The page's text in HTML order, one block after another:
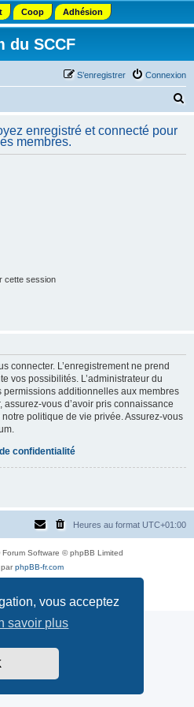
vous acceptez
savoir plus
Coop Adhésion
du SCCF
Connexion
S’enregistrer
h
enregistré et connecté pour
membres.
cette session
connecter. L’enregistrement ne prend
vos possibilités. L’administrateur du
additionnelles aux membres
vous d’avoir pris connaissance
politique de vie privée. Assurez-vous
confidentialité
Heures au format UTC+01:00
Forum Software © phpBB Limited
parphpBB-fr.com